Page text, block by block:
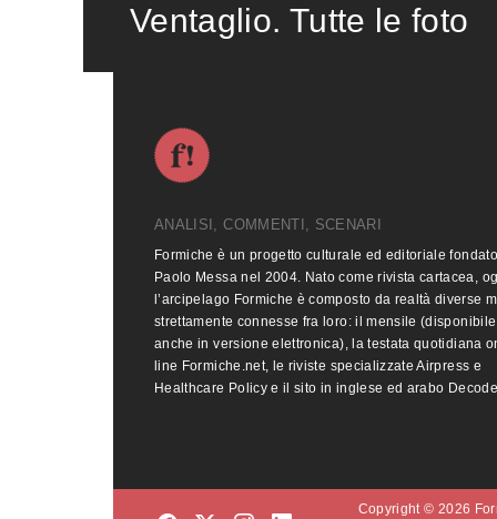
Ventaglio. Tutte le foto
ANALISI, COMMENTI, SCENARI
Formiche è un progetto culturale ed editoriale
Paolo Messa nel 2004. Nato come rivista cartacea,
l’arcipelago Formiche è composto da realtà diverse
strettamente connesse fra loro: il mensile (disponibile
anche in versione elettronica), la testata quotidiana
line Formiche.net, le riviste specializzate Airpress e
Healthcare Policy e il sito in inglese ed arabo
Copyright © 2026